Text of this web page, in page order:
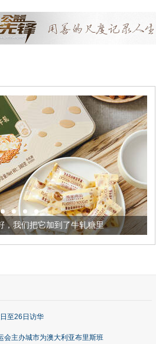
轧糖里 被列入佛家七宝的
至26日访华
会主办城市为澳大利亚布里斯班